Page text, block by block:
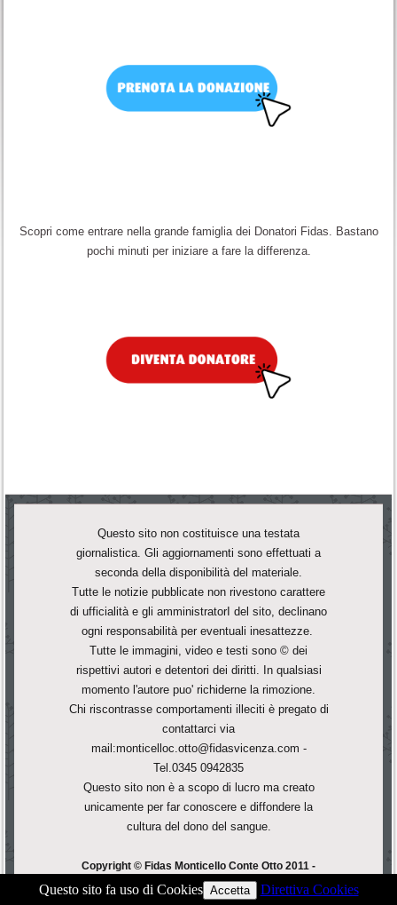
Scopri come entrare nella grande famiglia dei Donatori Fidas. Bastano
pochi minuti per iniziare a fare la differenza.
Questo sito non costituisce una testata
giornalistica. Gli aggiornamenti sono effettuati a
seconda della disponibilità del materiale.
Tutte le notizie pubblicate non rivestono carattere
di ufficialità e gli amministratorI del sito, declinano
ogni responsabilità per eventuali inesattezze.
Tutte le immagini, video e testi sono © dei
rispettivi autori e detentori dei diritti. In qualsiasi
momento l'autore puo' richiderne la rimozione.
Chi riscontrasse comportamenti illeciti è pregato di
contattarci via
mail:monticelloc.otto@fidasvicenza.com -
Tel.0345 0942835
Questo sito non è a scopo di lucro ma creato
unicamente per far conoscere e diffondere la
cultura del dono del sangue.
Copyright © Fidas Monticello Conte Otto 2011 -
F.Corà - All Rights Reserved.
Questo sito fa uso di Cookies Accetta Direttiva Cookies